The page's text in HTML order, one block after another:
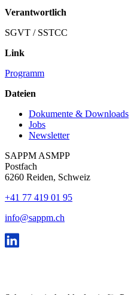
Verantwortlich
SGVT / SSTCC
Link
Programm
Dateien
Dokumente & Downloads
Jobs
Newsletter
SAPPM ASMPP
Postfach
6260 Reiden, Schweiz
+41 77 419 01 95
info@sappm.ch